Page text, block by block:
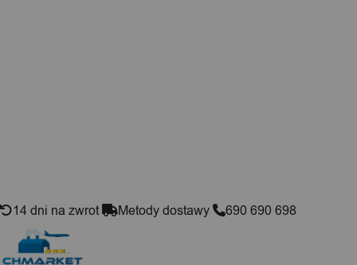
14 dni na zwrot Metody dostawy 690 690 698